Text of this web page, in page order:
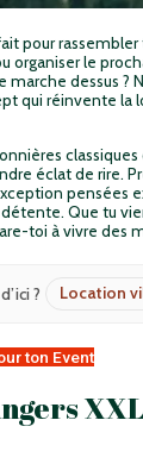
pour
organiser le
marche dessus ?
qui réinvente la
classiques
éclat de rire.
pensées
Que tu
toi à vivre des
? Location
ton Event